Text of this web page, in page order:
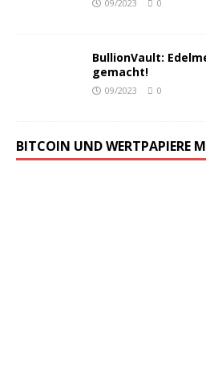
09/2023 0
BullionVault:
gemacht!
09/2023 0
BITCOIN UND WERTPAPIERE